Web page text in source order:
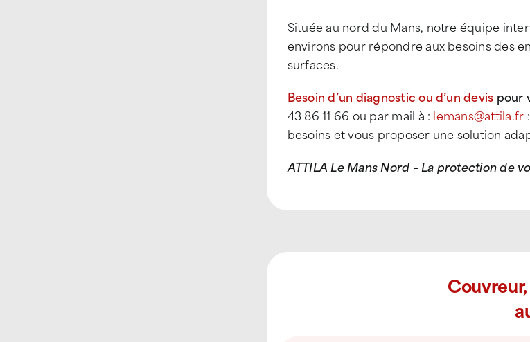
Située au nord du Mans, notre équipe
environs pour répondre aux besoins des
surfaces.
Besoin d’un diagnostic ou d’un devis pour
43 86 11 66 ou par mail à : lemans@attila.fr
besoins et vous proposer une solution
ATTILA Le Mans Nord – La protection de